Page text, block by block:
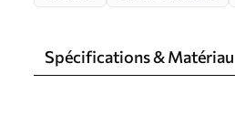
Spécifications & Matériau